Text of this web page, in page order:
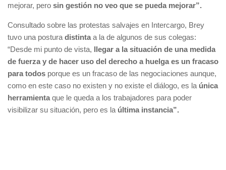
mejorar, pero sin gestión no veo que se pueda mejorar”.
Consultado sobre las protestas salvajes en Intercargo, Brey
tuvo una postura distinta a la de algunos de sus colegas:
“Desde mi punto de vista, llegar a la situación de una medida
de fuerza y de hacer uso del derecho a huelga es un fracaso
para todos porque es un fracaso de las negociaciones aunque,
como en este caso no existen y no existe el diálogo, es la única
herramienta que le queda a los trabajadores para poder
visibilizar su situación, pero es la última instancia”.